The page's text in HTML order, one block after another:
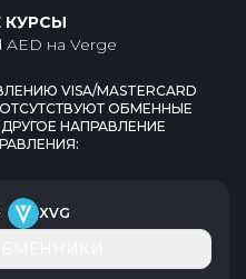
КУРСЫ
AED на Verge
VISA/MASTERCARD
ОБМЕННЫЕ
НАПРАВЛЕНИЕ
XVG